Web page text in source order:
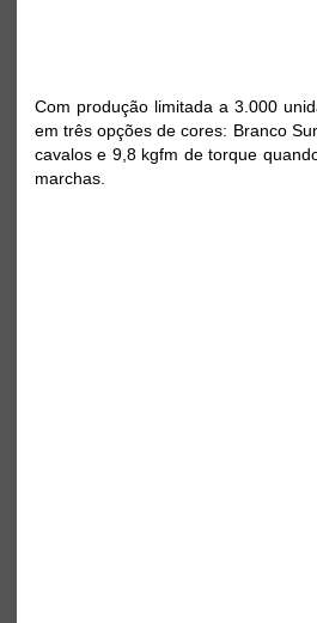
Com produção limitada a 3.000
em três opções de cores: Branco
cavalos e 9,8 kgfm de torque
marchas.